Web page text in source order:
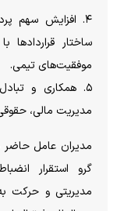
۴. افزایش سهم
ساختار
موفقیت‌های تیمی.
۵. همکاری و
مدیریت مالی،
مدیران عامل حاضر
گرو استقرار
مدیریتی و حرکت